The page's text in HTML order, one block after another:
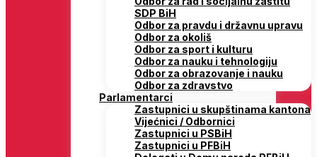
SDP BiH
Odbor za pravdu i državnu upravu
Odbor za okoliš
Odbor za sport i kulturu
Odbor za nauku i tehnologiju
Odbor za obrazovanje i nauku
Odbor za zdravstvo
Parlamentarci
Zastupnici u skupštinama kantona
Vijećnici / Odbornici
Zastupnici u PSBiH
Zastupnici u PFBiH